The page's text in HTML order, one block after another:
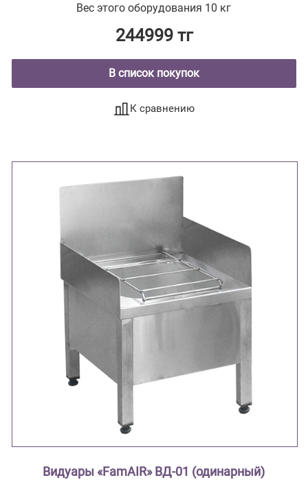
Вес этого оборудования 10 кг
244999 тг
В список покупок
К сравнению
Видуары «FamAIR» ВД-01 (одинарный)